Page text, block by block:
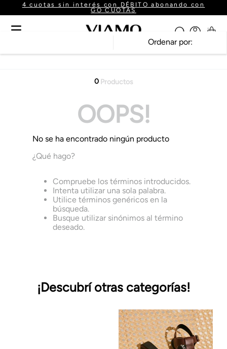
4 cuotas sin interés con DÉBITO abonando con
GO CUOTAS
Ordenar por
0 Productos
OOPS!
No se ha encontrado ningún producto
¿Qué hago?
Compruebe los términos introducidos.
Intenta utilizar una sola palabra.
Utilice términos genéricos en la
búsqueda.
Busque utilizar sinónimos al término
deseado.
¡Descubrí otras categorías!